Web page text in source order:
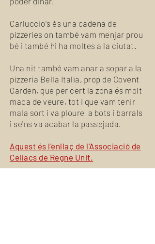
Carluccio's és una cadena de
pizzeries on també vam menjar prou
bé i també hi ha moltes a la ciutat.
Una nit també vam anar a sopar a la
pizzeria Bella Italia, prop de Covent
Garden, que per cert la zona és molt
maca de veure, tot i que vam tenir
mala sort i va ploure a bots i barrals
i se'ns va acabar la passejada.
Aquest és l'enllaç de l'Associació de
Celíacs de Regne Unit.